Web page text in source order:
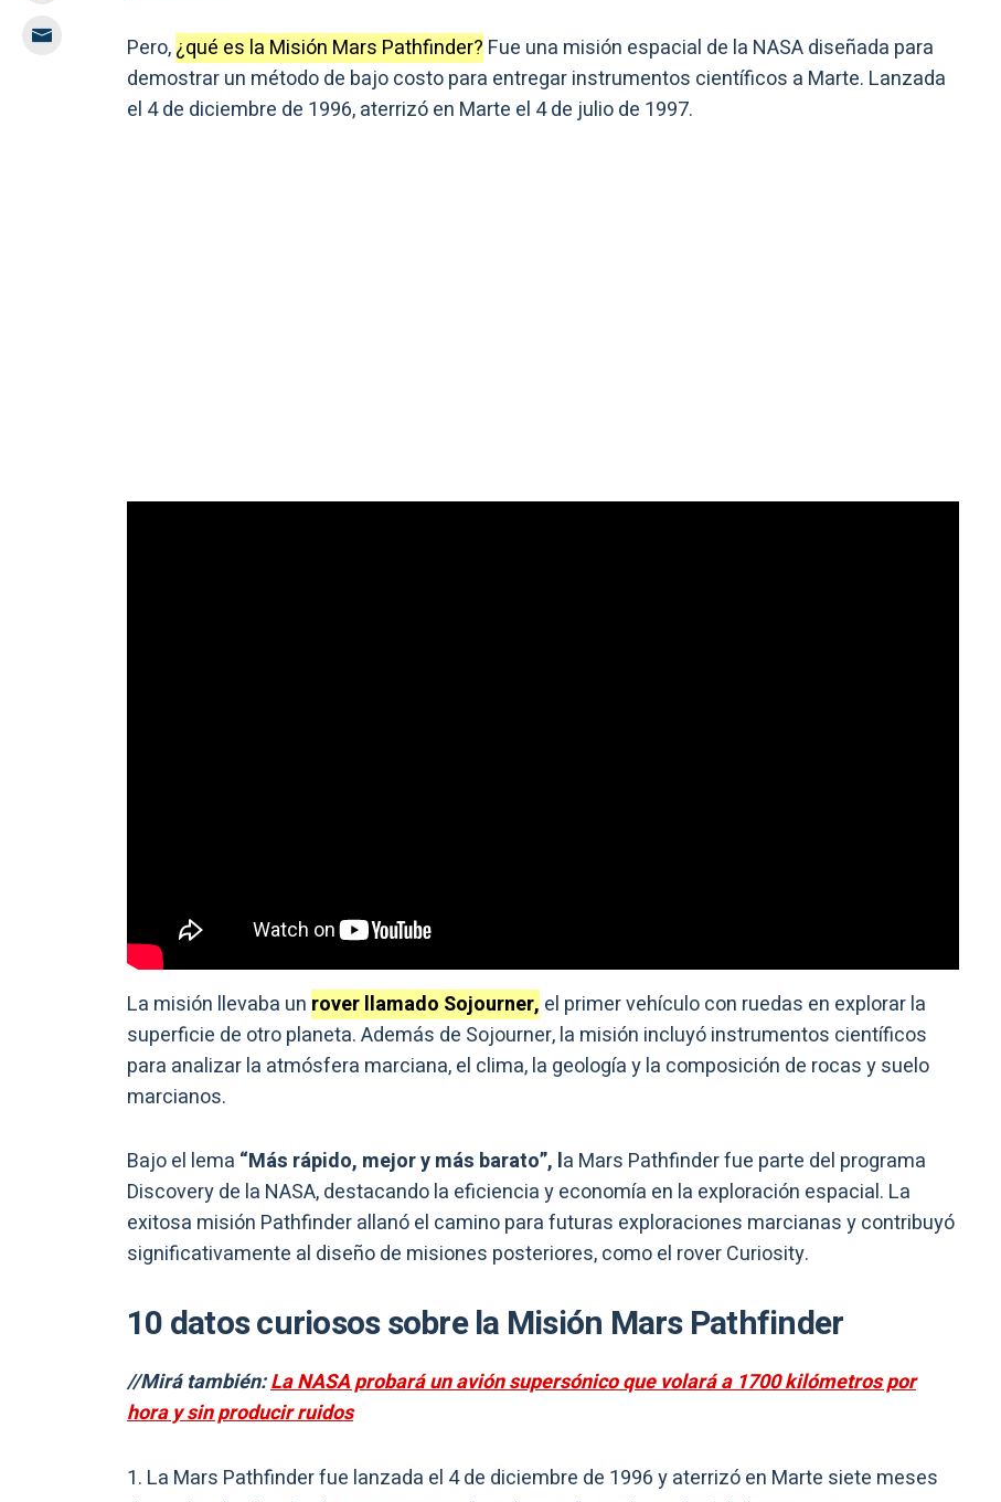
Pero,¿qué es la Misión Mars Pathfinder? Fue una misión espacial de la NASA diseñada para
demostrar un método de bajo costo para entregar instrumentos científicos a Marte. Lanzada
el 4 de diciembre de 1996, aterrizó en Marte el 4 de julio de 1997.
La misión llevaba un rover llamado Sojourner, el primer vehículo con ruedas en explorar la
superficie de otro planeta. Además de Sojourner, la misión incluyó instrumentos científicos
para analizar la atmósfera marciana, el clima, la geología y la composición de rocas y suelo
marcianos.
Bajo el lema “Más rápido, mejor y más barato”, la Mars Pathfinder fue parte del programa
Discovery de la NASA, destacando la eficiencia y economía en la exploración espacial. La
exitosa misión Pathfinder allanó el camino para futuras exploraciones marcianas y contribuyó
significativamente al diseño de misiones posteriores, como el rover Curiosity.
10 datos curiosos sobre la Misión Mars Pathfinder
//Mirá también:La NASA probará un avión supersónico que volará a 1700 kilómetros por
hora y sin producir ruidos
La Mars Pathfinder fue lanzada el 4 de diciembre de 1996 y aterrizó en Marte siete meses